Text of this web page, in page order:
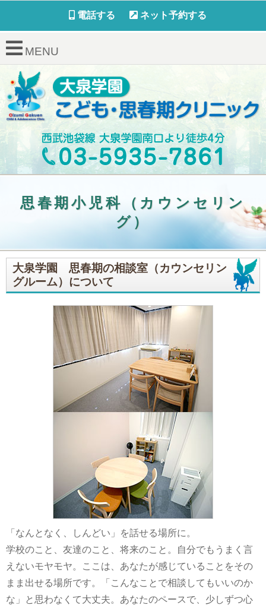
MENU
思春期小児科（カウンセリン
グ）
大泉学園 思春期の相談室（カウンセリン
グルーム）について
「なんとなく、しんどい」を話せる場所に。
学校のこと、友達のこと、将来のこと。自分でもうまく言
えないモヤモヤ。ここは、あなたが感じていることをその
まま出せる場所です。「こんなことで相談してもいいのか
な」と思わなくて大丈夫。あなたのペースで、少しずつ心
電話する ネット予約する